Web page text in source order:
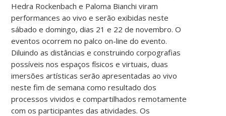
Hedra Rockenbach e Paloma Bianchi viram
performances ao vivo e serão exibidas neste
sábado e domingo, dias 21 e 22 de novembro. O
eventos ocorrem no palco on-line do evento.
Diluindo as distâncias e construindo corpografias
possíveis nos espaços físicos e virtuais, duas
imersões artísticas serão apresentadas ao vivo
neste fim de semana como resultado dos
processos vividos e compartilhados remotamente
com os participantes das atividades. Os